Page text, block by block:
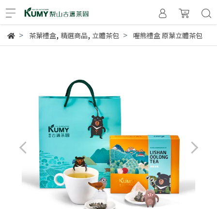
茶葉禮盒, 精選商品, 立體茶包 喔熊禮盒 原葉立體茶包